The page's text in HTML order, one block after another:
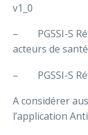
v1_0
– PGSSI-S
acteurs de santé
– PGSSI-S
A considérer
l’application